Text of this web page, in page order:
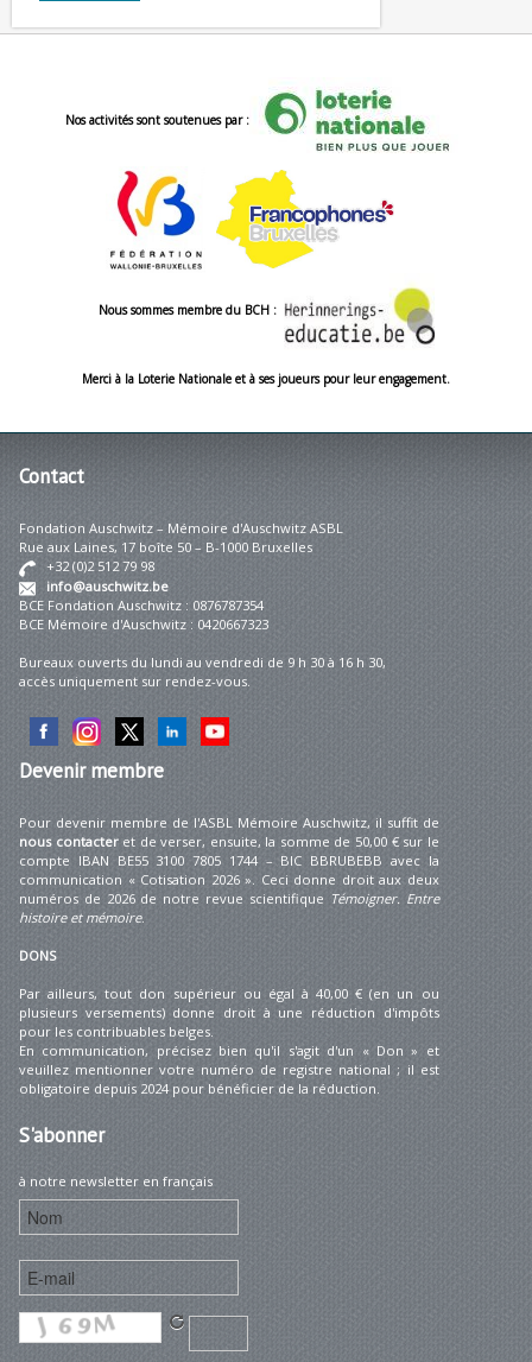
Nos activités sont soutenues par :
Nous sommes membre du BCH :
Merci à la Loterie Nationale et à ses joueurs pour leur engagement.
Contact
Fondation Auschwitz – Mémoire d'Auschwitz ASBL
Rue aux Laines, 17 boîte 50 – B-1000 Bruxelles
+32 (0)2 512 79 98
info@auschwitz.be
BCE Fondation Auschwitz : 0876787354
BCE Mémoire d'Auschwitz : 0420667323
Bureaux ouverts du lundi au vendredi de 9 h 30 à 16 h 30,
accès uniquement sur rendez-vous.
Devenirmembre
Pour devenir membre de l'ASBL Mémoire Auschwitz, il suffit de
nous contacteret de verser, ensuite, la somme de 50,00 € sur le
compte IBAN BE55 3100 7805 1744 – BIC BBRUBEBB avec la
communication « Cotisation 2026 ». Ceci donne droit aux deux
numéros de 2026 de notre revue scientifique Témoigner. Entre
histoire et mémoire.
DONS
Par ailleurs, tout don supérieur ou égal à 40,00 € (en un ou
plusieurs versements) donne droit à une réduction d'impôts
pour les contribuables belges.
En communication, précisez bien qu'il s'agit d'un « Don » et
veuillez mentionner votre numéro de registre national ; il est
obligatoire depuis 2024 pour bénéficier de la réduction.
S'abonner
à notre newsletter en français